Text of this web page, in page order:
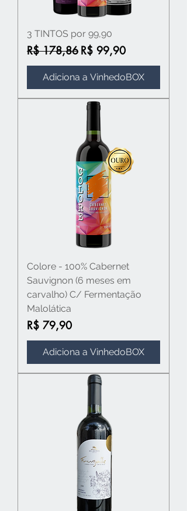
3 TINTOS por 99,90
Preço normal
R$ 178,86 Preço promocional
R$ 99,90
Adiciona a VinhedoBOX
Colore - 100% Cabernet
Sauvignon (6 meses em
carvalho) C/ Fermentação
Malolática
Preço
R$ 79,90
Adiciona a VinhedoBOX